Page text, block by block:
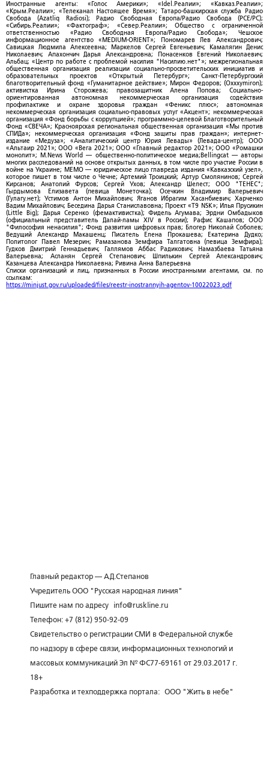
Иностранные агенты: «Голос Америки»; «Idel.Реалии»; «Кавказ.Реалии»;
«Крым.Реалии»; «Телеканал Настоящее Время»; Татаро-башкирская служба Радио
Свобода (Azatliq Radiosi); Радио Свободная Европа/Радио Свобода (PCE/PC);
«Сибирь.Реалии»; «Фактограф»; «Север.Реалии»; Общество с ограниченной
ответственностью «Радио Свободная Европа/Радио Свобода»; Чешское
информационное агентство «MEDIUM-ORIENT»; Пономарев Лев Александрович;
Савицкая Людмила Алексеевна; Маркелов Сергей Евгеньевич; Камалягин Денис
Николаевич; Апахончич Дарья Александровна; Понасенков Евгений Николаевич;
Альбац; «Центр по работе с проблемой насилия "Насилию.нет"»; межрегиональная
общественная организация реализации социально-просветительских инициатив и
образовательных проектов «Открытый Петербург»; Санкт-Петербургский
благотворительный фонд «Гуманитарное действие»; Мирон Федоров; (Oxxxymiron);
активистка Ирина Сторожева; правозащитник Алена Попова; Социально-
ориентированная автономная некоммерческая организация содействия
профилактике и охране здоровья граждан «Феникс плюс»; автономная
некоммерческая организация социально-правовых услуг «Акцент»; некоммерческая
организация «Фонд борьбы с коррупцией»; программно-целевой Благотворительный
Фонд «СВЕЧА»; Красноярская региональная общественная организация «Мы против
СПИДа»; некоммерческая организация «Фонд защиты прав граждан»; интернет-
издание «Медуза»; «Аналитический центр Юрия Левады» (Левада-центр); ООО
«Альтаир 2021»; ООО «Вега 2021»; ООО «Главный редактор 2021»; ООО «Ромашки
монолит»; M.News World — общественно-политическое медиа;Bellingcat — авторы
многих расследований на основе открытых данных, в том числе про участие России в
войне на Украине; МЕМО — юридическое лицо главреда издания «Кавказский узел»,
которое пишет в том числе о Чечне; Артемий Троицкий; Артур Смолянинов; Сергей
Кирсанов; Анатолий Фурсов; Сергей Ухов; Александр Шелест; ООО "ТЕНЕС";
Гырдымова Елизавета (певица Монеточка); Осечкин Владимир Валерьевич
(Гулагу.нет); Устимов Антон Михайлович; Яганов Ибрагим Хасанбиевич; Харченко
Вадим Михайлович; Беседина Дарья Станиславовна; Проект «T9 NSK»; Илья Прусикин
(Little Big); Дарья Серенко (фемактивистка); Фидель Агумава; Эрдни Омбадыков
(официальный представитель Далай-ламы XIV в России); Рафис Кашапов; ООО
"Философия ненасилия"; Фонд развития цифровых прав; Блогер Николай Соболев;
Ведущий Александр Макашенц; Писатель Елена Прокашева; Екатерина Дудко;
Политолог Павел Мезерин; Рамазанова Земфира Талгатовна (певица Земфира);
Гудков Дмитрий Геннадьевич; Галлямов Аббас Радикович; Намазбаева Татьяна
Валерьевна; Асланян Сергей Степанович; Шпилькин Сергей Александрович;
Казанцева Александра Николаевна; Ривина Анна Валерьевна
Списки организаций и лиц, признанных в России иностранными агентами, см. по
ссылкам:
https://minjust.gov.ru/uploaded/files/reestr-inostrannyih-agentov-10022023.pdf
Главный редактор — А.Д.Степанов
Учредитель ООО "Русская народная линия"
Пишите нам по адресу
info@ruskline.ru
Телефон: +7 (812) 950-92-09
Свидетельство о регистрации СМИ в Федеральной службе
по надзору в сфере связи, информационных технологий и
массовых коммуникаций Эл № ФС77-69161 от 29.03.2017 г.
18+
Разработка и техподдержка портала: ООО "Жить в небе"